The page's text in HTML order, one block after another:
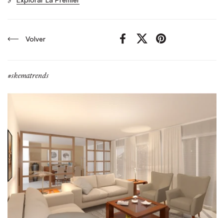
Volver
FacebookX (Twitter)Pinterest
#skematrends